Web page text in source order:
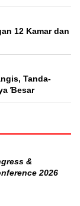
12 Kamar dan
Tanda-
Ɓesar
&
2026